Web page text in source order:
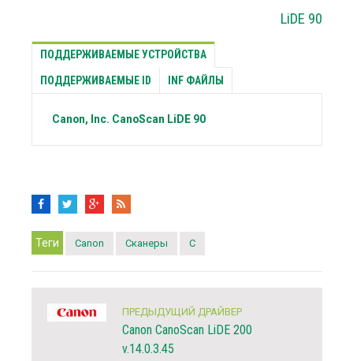
LiDE 90
ПОДДЕРЖИВАЕМЫЕ УСТРОЙСТВА
ПОДДЕРЖИВАЕМЫЕ ID INF ФАЙЛЫ
Canon, Inc. CanoScan LiDE 90
Теги Canon Сканеры C
ПРЕДЫДУЩИЙ ДРАЙВЕР
Canon CanoScan LiDE 200
v.14.0.3.45